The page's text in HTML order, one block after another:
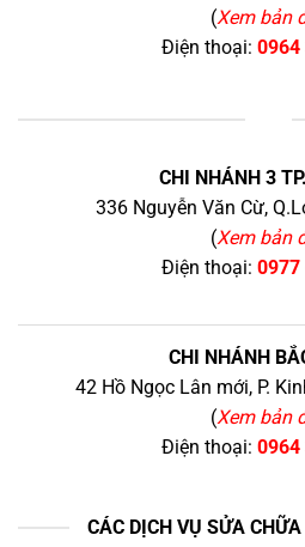
(Xem bản
Điện thoại: 0964
CHI NHÁNH 3
336 Nguyễn Văn Cừ,
(Xem bản
Điện thoại: 0977
CHI NHÁNH
42 Hồ Ngọc Lân mới, P.
(Xem bản
Điện thoại: 0964
CÁC DỊCH VỤ SỬA CHỮA